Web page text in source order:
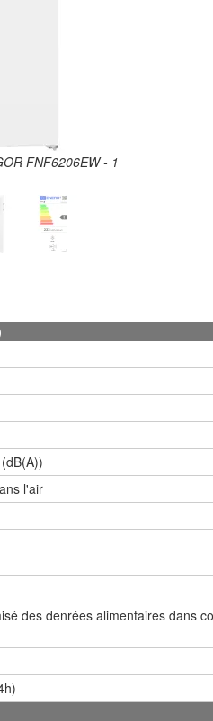
Congélateur
l'air
des denrées alimentaires dans